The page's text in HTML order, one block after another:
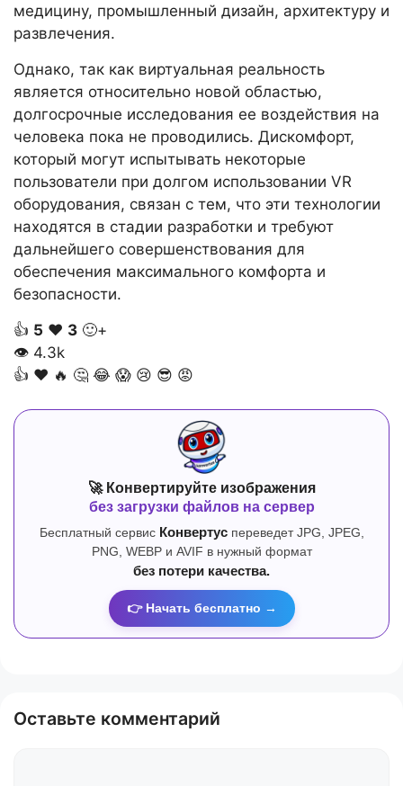
медицину, промышленный дизайн, архитектуру и
развлечения.
Однако, так как виртуальная реальность
является относительно новой областью,
долгосрочные исследования ее воздействия на
человека пока не проводились. Дискомфорт,
который могут испытывать некоторые
пользователи при долгом использовании VR
оборудования, связан с тем, что эти технологии
находятся в стадии разработки и требуют
дальнейшего совершенствования для
обеспечения максимального комфорта и
безопасности.
👍 5 ❤️ 3 🙂+
👁 4.3k
👍 ❤️ 🔥 🤔 😂 😱 😢 😎 😡
🚀 Конвертируйте изображения
без загрузки файлов на сервер
Бесплатный сервис Конвертуспереведет JPG, JPEG,
PNG, WEBP и AVIF в нужный формат
без потери качества.
👉 Начать бесплатно →
Оставьте комментарий